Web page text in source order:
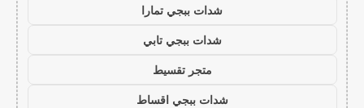
شدات ببجي تمارا
شدات ببجي تابي
متجر تقسيط
شدات ببجي اقساط